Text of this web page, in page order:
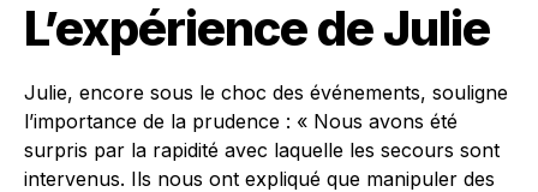
L’expérience de Julie
Julie, encore sous le choc des événements, souligne
l’importance de la prudence : « Nous avons été
surpris par la rapidité avec laquelle les secours sont
intervenus. Ils nous ont expliqué que manipuler des